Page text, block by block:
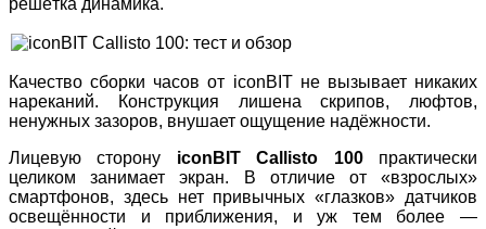
решётка динамика.
Качество сборки часов от iconBIT не вызывает никаких
нареканий. Конструкция лишена скрипов, люфтов,
ненужных зазоров, внушает ощущение надёжности.
Лицевую сторону iconBIT Callisto 100практически
целиком занимает экран. В отличие от «взрослых»
смартфонов, здесь нет привычных «глазков» датчиков
освещённости и приближения, и уж тем более —